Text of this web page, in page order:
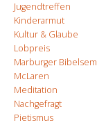
Jugendtreffen
Kinderarmut
Kultur & Glaube
Lobpreis
Marburger
McLaren
Meditation
Nachgefragt
Pietismus